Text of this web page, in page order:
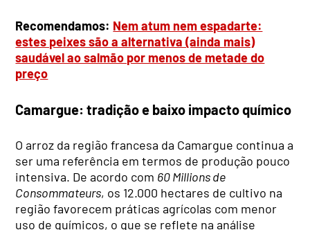
Recomendamos: Nem atum nem espadarte:
estes peixes são a alternativa (ainda mais)
saudável ao salmão por menos de metade do
preço
Camargue: tradição e baixo impacto químico
O arroz da região francesa da Camargue continua a
ser uma referência em termos de produção pouco
intensiva. De acordo com 60 Millions de
Consommateurs, os 12.000 hectares de cultivo na
região favorecem práticas agrícolas com menor
uso de químicos, o que se reflete na análise